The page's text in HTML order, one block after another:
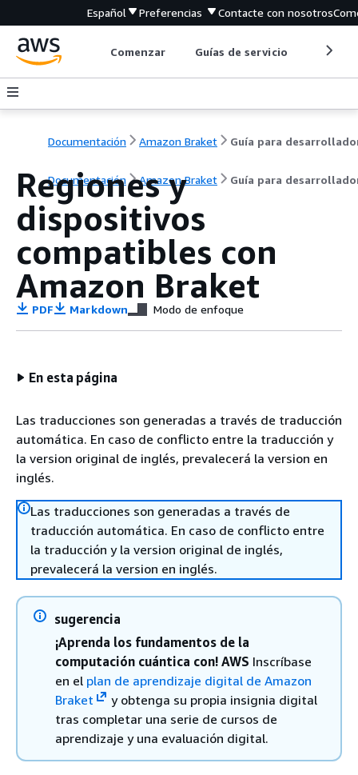
Español Preferencias Contacte con nosotros
Comenzar Guías de servicio
Documentación Amazon Braket Guía para
Documentación Amazon Braket Guía para
Regiones y
dispositivos
compatibles con
Amazon Braket
PDF Markdown Modo de enfoque
En esta página
Las traducciones son generadas a través de traducción
automática. En caso de conflicto entre la traducción y
la version original de inglés, prevalecerá la version en
inglés.
Las traducciones son generadas a través de
traducción automática. En caso de conflicto entre
la traducción y la version original de inglés,
prevalecerá la version en inglés.
sugerencia
¡Aprenda los fundamentos de la
computación cuántica con! AWS Inscríbase
en el plan de aprendizaje digital de Amazon
Braket
y obtenga su propia insignia digital
tras completar una serie de cursos de
aprendizaje y una evaluación digital.